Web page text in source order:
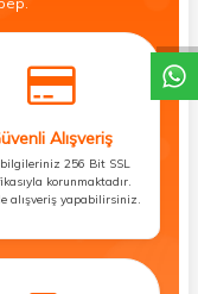
Alışveriş
256 Bit SSL
korunmaktadır.
alışveriş yapabilirsiniz.